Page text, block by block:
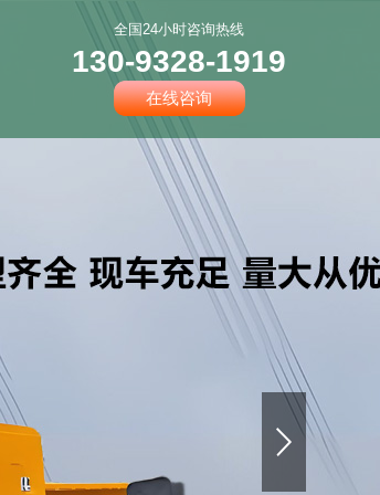
全国24小时咨询热线
130-9328-1919
在线咨询